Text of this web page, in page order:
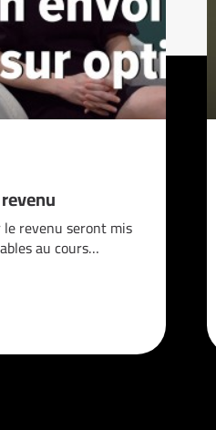
le revenu seront mis
au cours…